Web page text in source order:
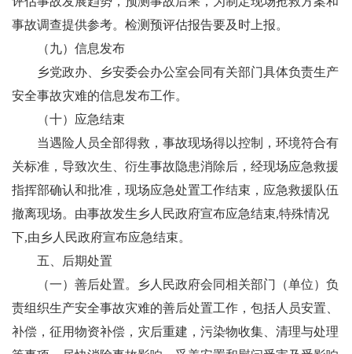
事故调查提供参考。检测预评估报告要及时上报。
（九） 信息发布
乡党政办、乡安委会办公室会同有关部门具体负责生产
安全事故灾难的信息发布工作。
（十） 应急结束
当遇险人员全部得救，事故现场得以控制，环境符合有
关标准，导致次生、衍生事故隐患消除后，经现场应急救援
指挥部确认和批准，现场应急处置工作结束，应急救援队伍
撤离现场。由事故发生乡人民政府宣布应急结束,特殊情况
下,由乡人民政府宣布应急结束。
五、
后期处置
（一） 善后处置。
乡人民政府会同相关部门（单位）负
责组织生产安全事故灾难的善后处置工作，包括人员安置、
补偿，征用物资补偿，灾后重建，污染物收集、清理与处理